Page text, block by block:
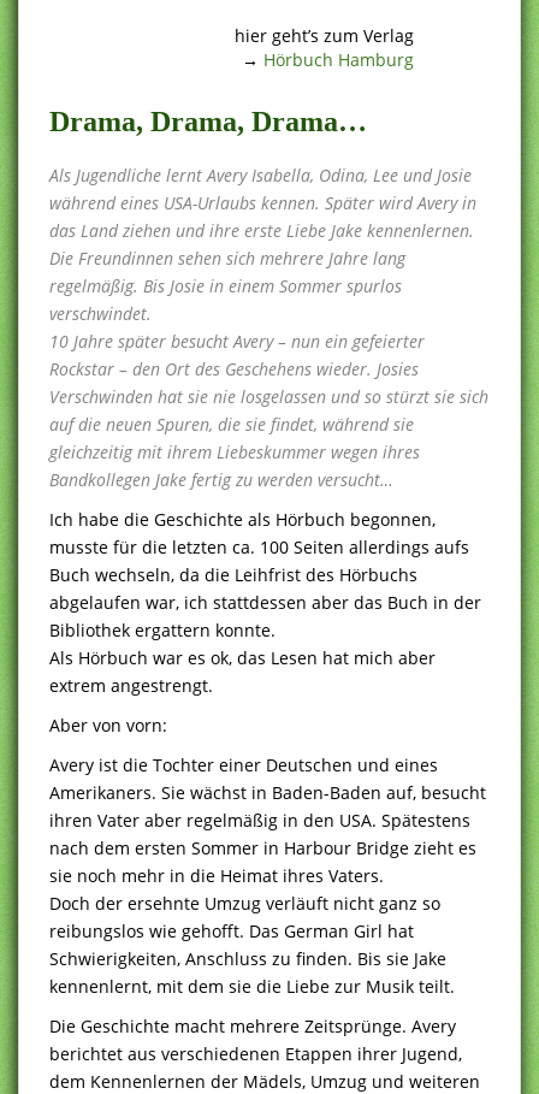
hier geht’s zum Verlag
→ Hörbuch Hamburg
Drama, Drama, Drama…
Als Jugendliche lernt Avery Isabella, Odina, Lee und Josie
während eines USA-Urlaubs kennen. Später wird Avery in
das Land ziehen und ihre erste Liebe Jake kennenlernen.
Die Freundinnen sehen sich mehrere Jahre lang
regelmäßig. Bis Josie in einem Sommer spurlos
verschwindet.
10 Jahre später besucht Avery – nun ein gefeierter
Rockstar – den Ort des Geschehens wieder. Josies
Verschwinden hat sie nie losgelassen und so stürzt sie sich
auf die neuen Spuren, die sie findet, während sie
gleichzeitig mit ihrem Liebeskummer wegen ihres
Bandkollegen Jake fertig zu werden versucht…
Ich habe die Geschichte als Hörbuch begonnen,
musste für die letzten ca. 100 Seiten allerdings aufs
Buch wechseln, da die Leihfrist des Hörbuchs
abgelaufen war, ich stattdessen aber das Buch in der
Bibliothek ergattern konnte.
Als Hörbuch war es ok, das Lesen hat mich aber
extrem angestrengt.
Aber von vorn:
Avery ist die Tochter einer Deutschen und eines
Amerikaners. Sie wächst in Baden-Baden auf, besucht
ihren Vater aber regelmäßig in den USA. Spätestens
nach dem ersten Sommer in Harbour Bridge zieht es
sie noch mehr in die Heimat ihres Vaters.
Doch der ersehnte Umzug verläuft nicht ganz so
reibungslos wie gehofft. Das German Girl hat
Schwierigkeiten, Anschluss zu finden. Bis sie Jake
kennenlernt, mit dem sie die Liebe zur Musik teilt.
Die Geschichte macht mehrere Zeitsprünge. Avery
berichtet aus verschiedenen Etappen ihrer Jugend,
dem Kennenlernen der Mädels, Umzug und weiteren